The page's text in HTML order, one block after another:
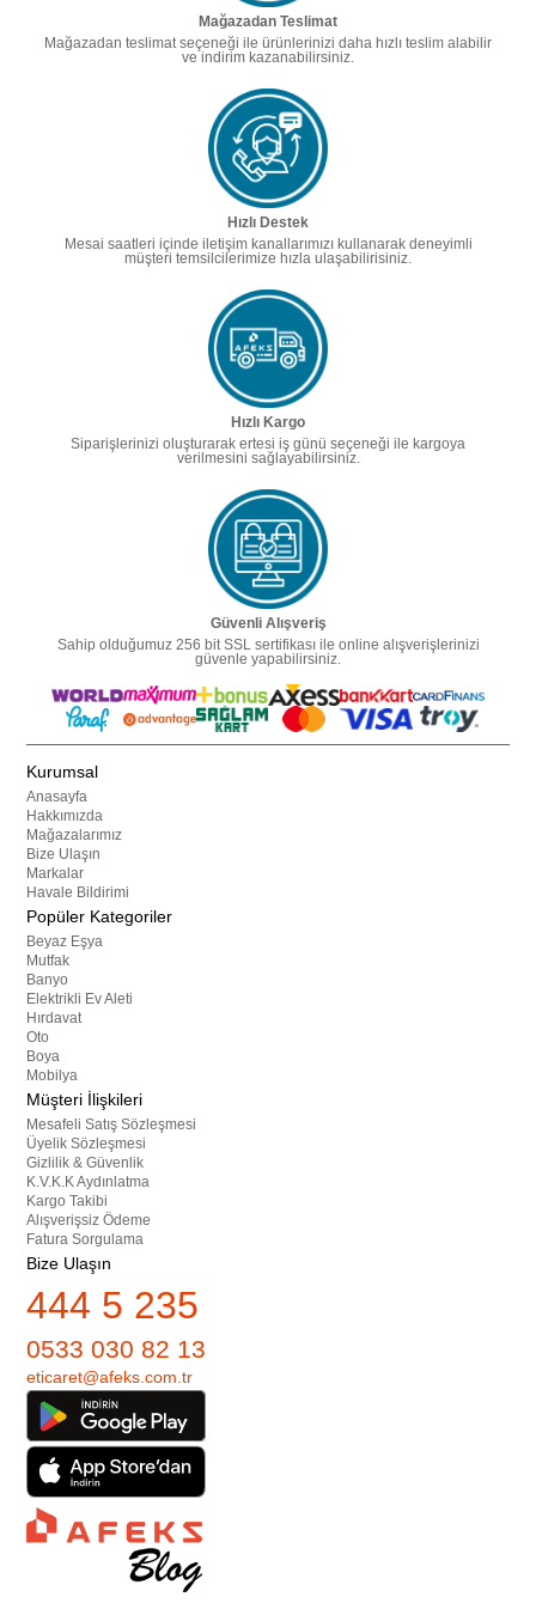
Mağazadan Teslimat
Mağazadan teslimat seçeneği ile ürünlerinizi daha hızlı teslim alabilir
ve indirim kazanabilirsiniz.
Hızlı Destek
Mesai saatleri içinde iletişim kanallarımızı kullanarak deneyimli
müşteri temsilcilerimize hızla ulaşabilirisiniz.
Hızlı Kargo
Siparişlerinizi oluşturarak ertesi iş günü seçeneği ile kargoya
verilmesini sağlayabilirsiniz.
Güvenli Alışveriş
Sahip olduğumuz 256 bit SSL sertifikası ile online alışverişlerinizi
güvenle yapabilirsiniz.
Kurumsal
Anasayfa
Hakkımızda
Mağazalarımız
Bize Ulaşın
Markalar
Havale Bildirimi
Popüler Kategoriler
Beyaz Eşya
Mutfak
Banyo
Elektrikli Ev Aleti
Hırdavat
Oto
Boya
Mobilya
Müşteri İlişkileri
Mesafeli Satış Sözleşmesi
Üyelik Sözleşmesi
Gizlilik & Güvenlik
K.V.K.K Aydınlatma
Kargo Takibi
Alışverişsiz Ödeme
Fatura Sorgulama
Bize Ulaşın
444 5 235
0533 030 82 13
eticaret@afeks.com.tr